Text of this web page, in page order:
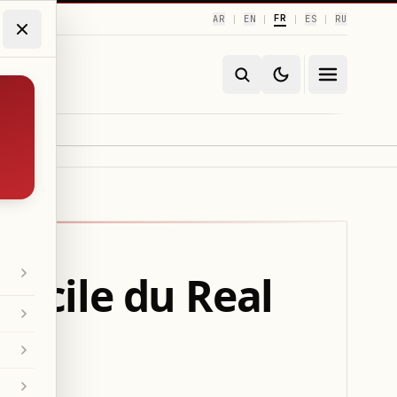
AR | EN | FR | ES | RU
du Real